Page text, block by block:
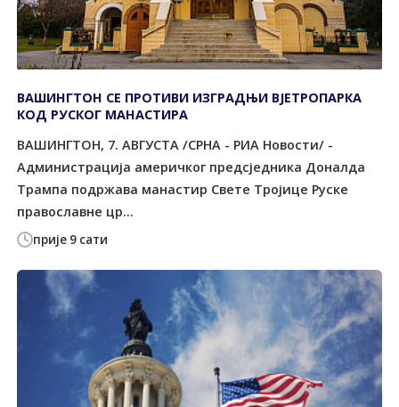
прије 9 сати
ВАШИНГТОН СЕ ПРОТИВИ ИЗГРАДЊИ ВЈЕТРОПАРКА
КОД РУСКОГ МАНАСТИРА
ВАШИНГТОН, 7. АВГУСТА /СРНА - РИА Новости/ -
Администрација америчког предсједника Доналда
Трампа подржава манастир Свете Тројице Руске
православне цр...